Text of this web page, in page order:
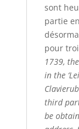
sont
partie
pour
1739,
in the
third
be